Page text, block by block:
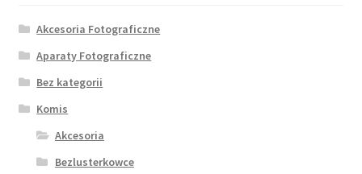
Akcesoria Fotograficzne
Aparaty Fotograficzne
Bez kategorii
Komis
Akcesoria
Bezlusterkowce